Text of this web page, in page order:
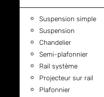
Suspension simple
Suspension
Chandelier
Semi-plafonnier
Rail système
Projecteur sur rail
Plafonnier